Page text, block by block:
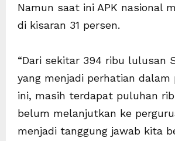
Namun saat ini APK nasional
di kisaran 31 persen.
“Dari sekitar 394 ribu lulusan
yang menjadi perhatian dalam
ini, masih terdapat puluhan
belum melanjutkan ke
menjadi tanggung jawab kita